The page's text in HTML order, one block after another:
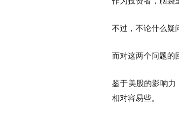
不过，不论什么疑
而对这两个问题的
鉴于美股的影响力
相对容易些。